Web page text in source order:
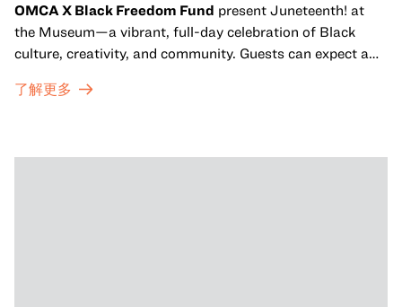
OMCA X Black Freedom Fund present Juneteenth! at
the Museum—a vibrant, full-day celebration of Black
culture, creativity, and community. Guests can expect a
sets from boundary-pushing artists, delicious offerings
move, make, and connect in celebration of Black culture.
了解更多